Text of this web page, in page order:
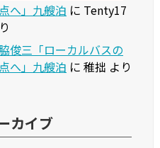
へ」九艘泊 に Tenty17
俊三「ローカルバスの
へ」九艘泊 に 稚拙 より
カイブ